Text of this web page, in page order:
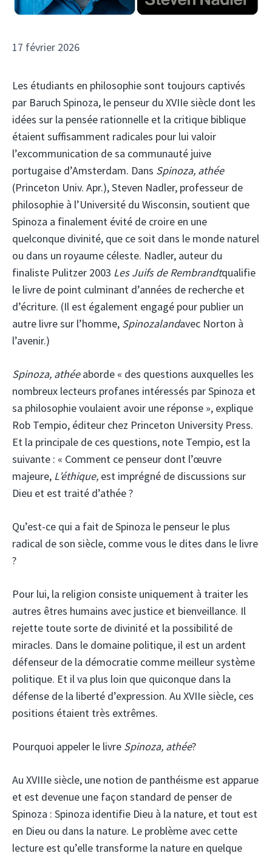
17 février 2026
Les étudiants en philosophie sont toujours captivés
par Baruch Spinoza, le penseur du XVIIe siècle dont les
idées sur la pensée rationnelle et la critique biblique
étaient suffisamment radicales pour lui valoir
l’excommunication de sa communauté juive
portugaise d’Amsterdam. Dans Spinoza, athée
(Princeton Univ. Apr.), Steven Nadler, professeur de
philosophie à l’Université du Wisconsin, soutient que
Spinoza a finalement évité de croire en une
quelconque divinité, que ce soit dans le monde naturel
ou dans un royaume céleste. Nadler, auteur du
finaliste Pulitzer 2003 Les Juifs de Rembrandtqualifie
le livre de point culminant d’années de recherche et
d’écriture. (Il est également engagé pour publier un
autre livre sur l’homme, Spinozalandavec Norton à
l’avenir.)
Spinoza, athéeaborde « des questions auxquelles les
nombreux lecteurs profanes intéressés par Spinoza et
sa philosophie voulaient avoir une réponse », explique
Rob Tempio, éditeur chez Princeton University Press.
Et la principale de ces questions, note Tempio, est la
suivante : « Comment ce penseur dont l’œuvre
majeure, L’éthique, est imprégné de discussions sur
Dieu et est traité d’athée ?
Qu’est-ce qui a fait de Spinoza le penseur le plus
radical de son siècle, comme vous le dites dans le livre
?
Pour lui, la religion consiste uniquement à traiter les
autres êtres humains avec justice et bienveillance. Il
rejette toute sorte de divinité et la possibilité de
miracles. Dans le domaine politique, il est un ardent
défenseur de la démocratie comme meilleur système
politique. Et il va plus loin que quiconque dans la
défense de la liberté d’expression. Au XVIIe siècle, ces
positions étaient très extrêmes.
Pourquoi appeler le livre Spinoza, athée?
Au XVIIIe siècle, une notion de panthéisme est apparue
et est devenue une façon standard de penser de
Spinoza : Spinoza identifie Dieu à la nature, et tout est
en Dieu ou dans la nature. Le problème avec cette
lecture est qu’elle transforme la nature en quelque